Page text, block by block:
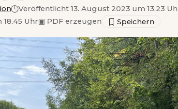
Veröffentlicht 13. August 2023 um 13.23
Uhr▣ PDF erzeugen